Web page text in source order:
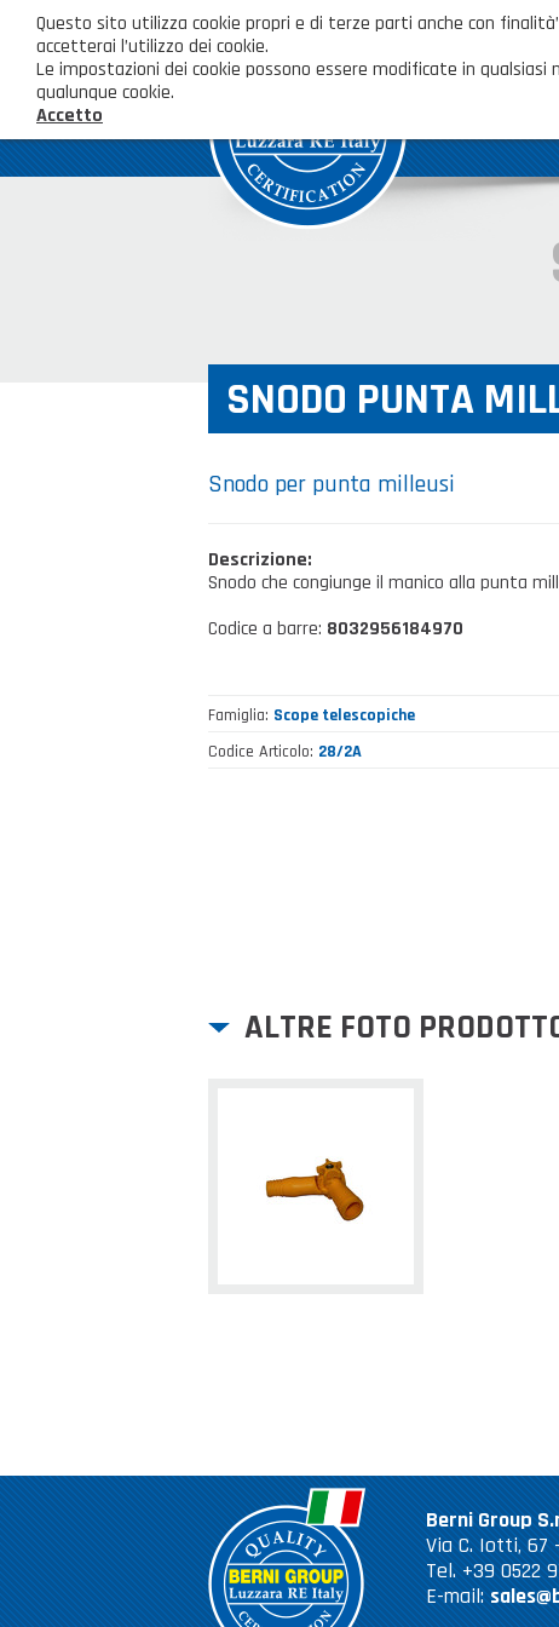
SNODO PUNTA
Snodo per punta milleusi
Descrizione:
Snodo che congiunge il manico alla punta
Codice a barre: 8032956184970
Famiglia Scope telescopiche
Codice Articolo 28/2A
ALTRE FOTO
Berni Group
Via C. Iotti, 67
Tel. +39 0522
E-mail:
Questo sito utilizza cookie propri e di terze parti anche con
accetterai l’utilizzo dei cookie.
Le impostazioni dei cookie possono essere modificate in
qualunque cookie.
Accetto